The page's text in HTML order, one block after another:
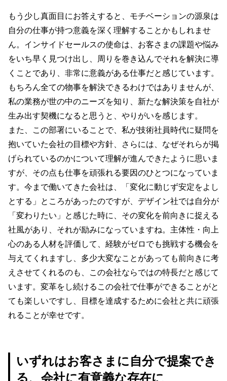
もう少し真面目にお答えすると、モチベーションの源泉は
自分の仕事が持つ意義を深く理解することかもしれませ
ん。インサイドセールスの使命は、お客さまの課題や悩み
をいち早く見つけ出し、周りを巻き込んでそれを解決に導
くことであり、非常に意義がある仕事だと感じています。
もちろん全ての物事を解決できるわけではありませんが、
私の業務が世の中のニーズを知り、新たな解決策を自社が
生み出す契機になると思うと、やりがいを感じます。
また、この部署にいることで、私が技術社員時代に疑問を
抱いていた会社の目標や方針、さらには、なぜそれらが掲
げられているのかについて理解が進んできたように思いま
すが、その点も仕事を頑張れる要因のひとつになっていま
す。今まで働いてきた会社は、「変化に動じず安定をよし
とする」ところがあったのですが、デザイン社では自分が
「変わりたい」と感じた時に、その変化を前向きに捉える
社風があり、それが励みになっていますね。主体性・向上
心のある人材を評価して、経験がゼロでも挑戦する機会を
与えてくれますし、多少大変なことがあっても前向きに考
えさせてくれるのも、この会社ならではの特長だと感じて
います。変革をし続けるこの会社で仕事ができることがと
ても楽しいですし、目標を達成するために会社と共に頑張
れることが幸せです。
いずれはお客さまに自分で提案でき
る、会社に有意義な存在に